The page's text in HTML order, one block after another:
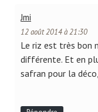
Jmi
12 août 2014 à 21:30
Le riz est très bon
différente. Et en
safran pour la